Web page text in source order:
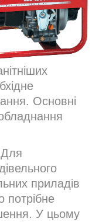
Основні
Для
приладів
потрібне
У цьому